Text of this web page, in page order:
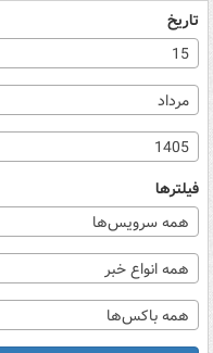
تاریخ
15
مرداد
1405
فیلترها
همه سرویس‌ها
همه انواع خبر
همه باکس‌ها